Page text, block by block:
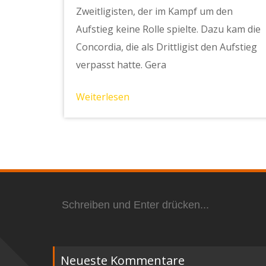
Zweitligisten, der im Kampf um den
Aufstieg keine Rolle spielte. Dazu kam die
Concordia, die als Drittligist den Aufstieg
verpasst hatte. Gera
Weiterlesen
nach:
Neueste Kommentare